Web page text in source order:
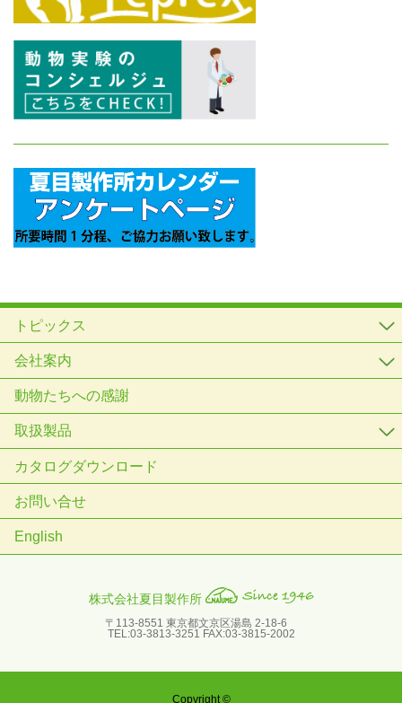
トピックス
会社案内
動物たちへの感謝
取扱製品
カタログダウンロード
お問い合せ
English
株式会社夏目製作所
〒113-8551 東京都文京区湯島 2-18-6
TEL:03-3813-3251 FAX:03-3815-2002
Copyright ©